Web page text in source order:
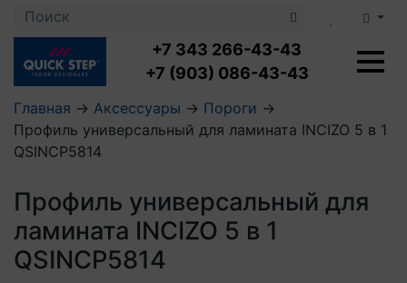
+7 343 266-43-43
+7 (903) 086-43-43
Ламинат с укладкой
Влагостойкий ламинат
Посмотреть все категории
LOC FLOOR FANCY
LOC FLOOR ARCTIC
Посмотреть все категории
Кварцвиниловая плитка с укладкой
Клеевая кварцвиниловая плитка
Виниловый ламинат
Плинтус
Профили для ступеней
Главная → Аксессуары → Пороги →
Профиль универсальный для ламината INCIZO 5 в 1
QSINCP5814
Профиль универсальный для
ламината INCIZO 5 в 1
QSINCP5814